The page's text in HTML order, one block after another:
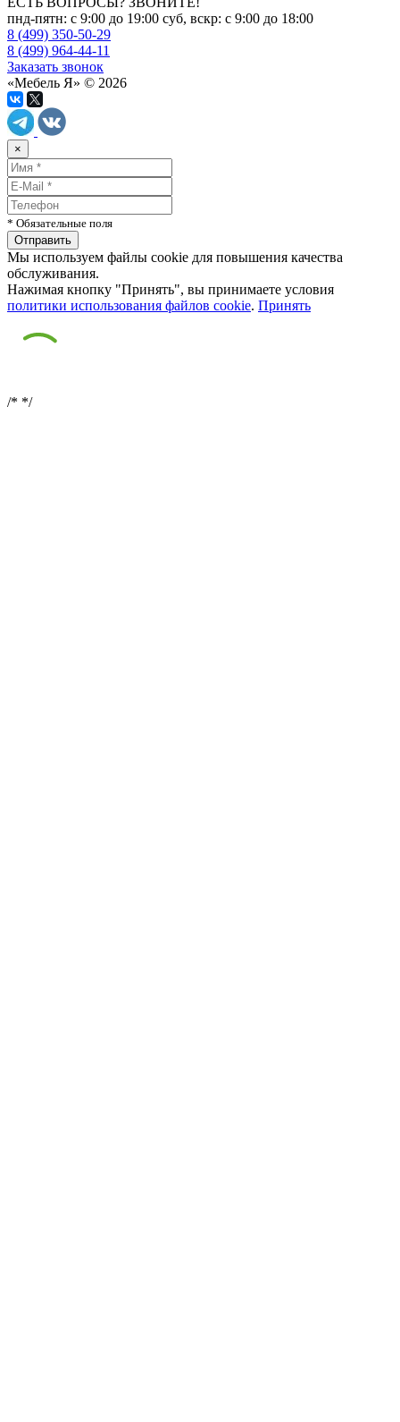
пнд-пятн: с 9:00 до 19:00 суб, вскр: с 9:00 до 18:00
8 (499) 350-50-29
8 (499) 964-44-11
Заказать звонок
«Мебель Я» © 2026
×
* Обязательные поля
Мы используем файлы cookie для повышения качества
обслуживания.
Нажимая кнопку "Принять", вы принимаете условия
политики использования файлов cookie. Принять
/* */